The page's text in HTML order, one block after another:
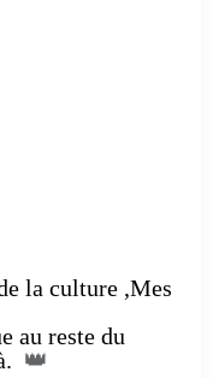
la culture ,Mes
au reste du
👑